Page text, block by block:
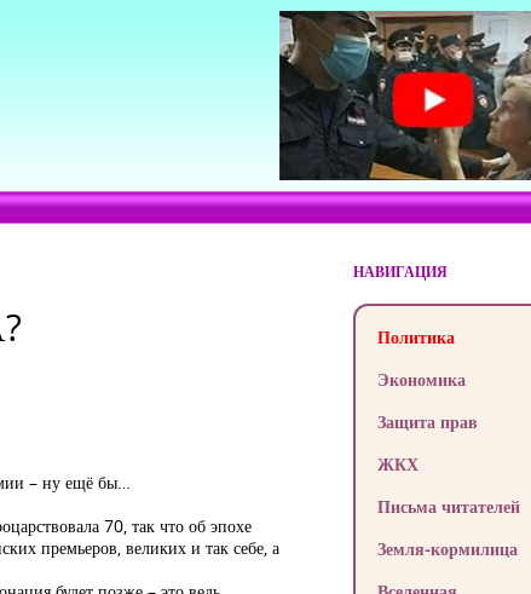
– ну ещё бы…
70, так что об эпохе
премьеров, великих и так себе, а
НАВИГАЦИЯ
Политика
Экономика
Защита прав
ЖКХ
Письма читателей
Земля-кормилица